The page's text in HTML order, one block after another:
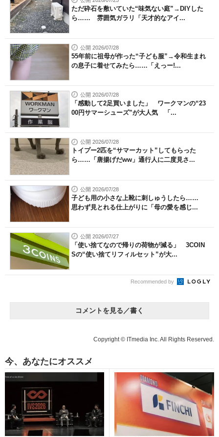
ただ砕石を敷いていた“味気ない庭”→DIYした
ら…… 雰囲気ガラリ「天才的なアイ...
公開 2026/07/28
55年前に祖母が作った“子ども服”→令和生まれ
の息子に着せてみたら……「えっー!...
公開 2026/07/28
「感動して2足買いました」 ワークマンの“23
00円サマーシューズ”が大人気 「...
公開 2026/07/28
トイプー2匹を“サマーカット”してもらった
ら……「唐揚げだww」通行人に二度見さ...
公開 2026/07/28
子ども用の小さな上靴に刺しゅうしたら……
思わず見とれる仕上がりに「母の愛を感じ...
公開 2026/07/27
「使い捨てなので帰りの荷物が減る」 3COIN
Sの“使い捨てリフィルセット”が大...
Recommended by
コメントを見る／書く
Copyright © ITmedia Inc. All Rights Reserved.
今、あなたにオススメ